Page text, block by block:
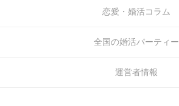
恋愛・婚活コラム
全国の婚活パーティー
運営者情報